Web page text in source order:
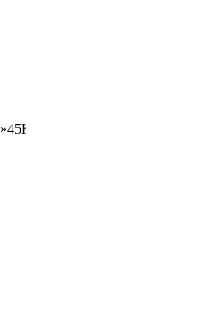
»45KWPowerFlex700系列